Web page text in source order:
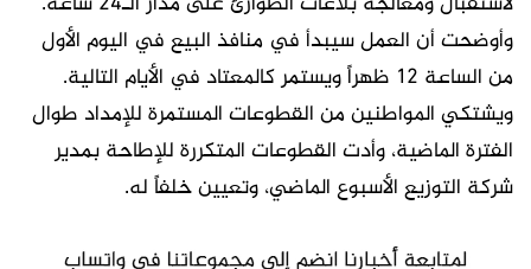
وأوضحت أن العمل سيبدأ في منافذ البيع في اليوم الأول
من الساعة 12 ظهراً ويستمر كالمعتاد في الأيام التالية.
ويشتكي المواطنين من القطوعات المستمرة للإمداد طوال
الفترة الماضية، وأدت القطوعات المتكررة للإطاحة بمدير
شركة التوزيع الأسبوع الماضي، وتعيين خلفاً له.